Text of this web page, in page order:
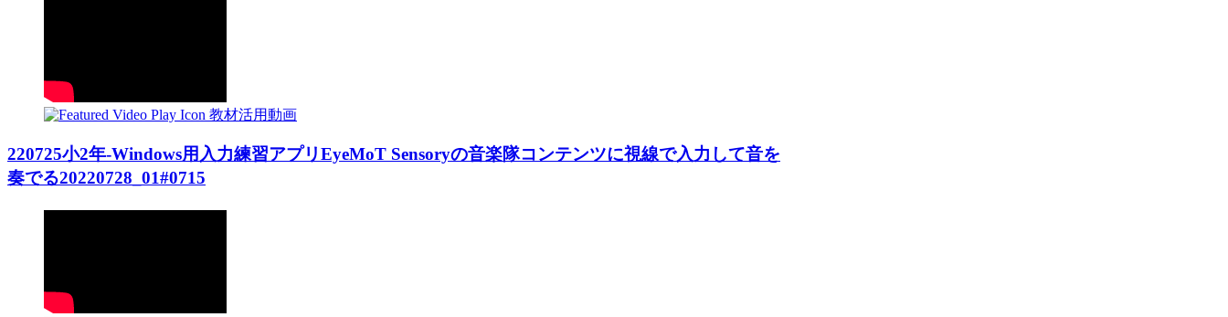
教材活用動画
220725小2年-Windows用入力練習アプリEyeMoT Sensoryの音楽隊コンテンツに視線で入力して音を
奏でる20220728_01#0715